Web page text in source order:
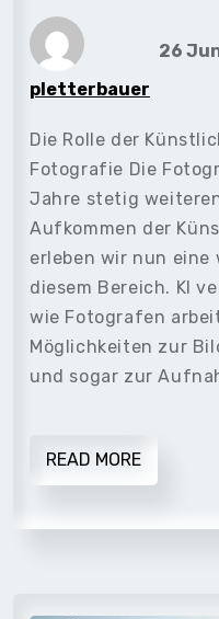
pletterbauer
26
Die Rolle der
Fotografie Die
Jahre stetig
Aufkommen der
erleben wir nun eine
diesem Bereich. KI
wie Fotografen
Möglichkeiten zur
und sogar zur
READ MORE